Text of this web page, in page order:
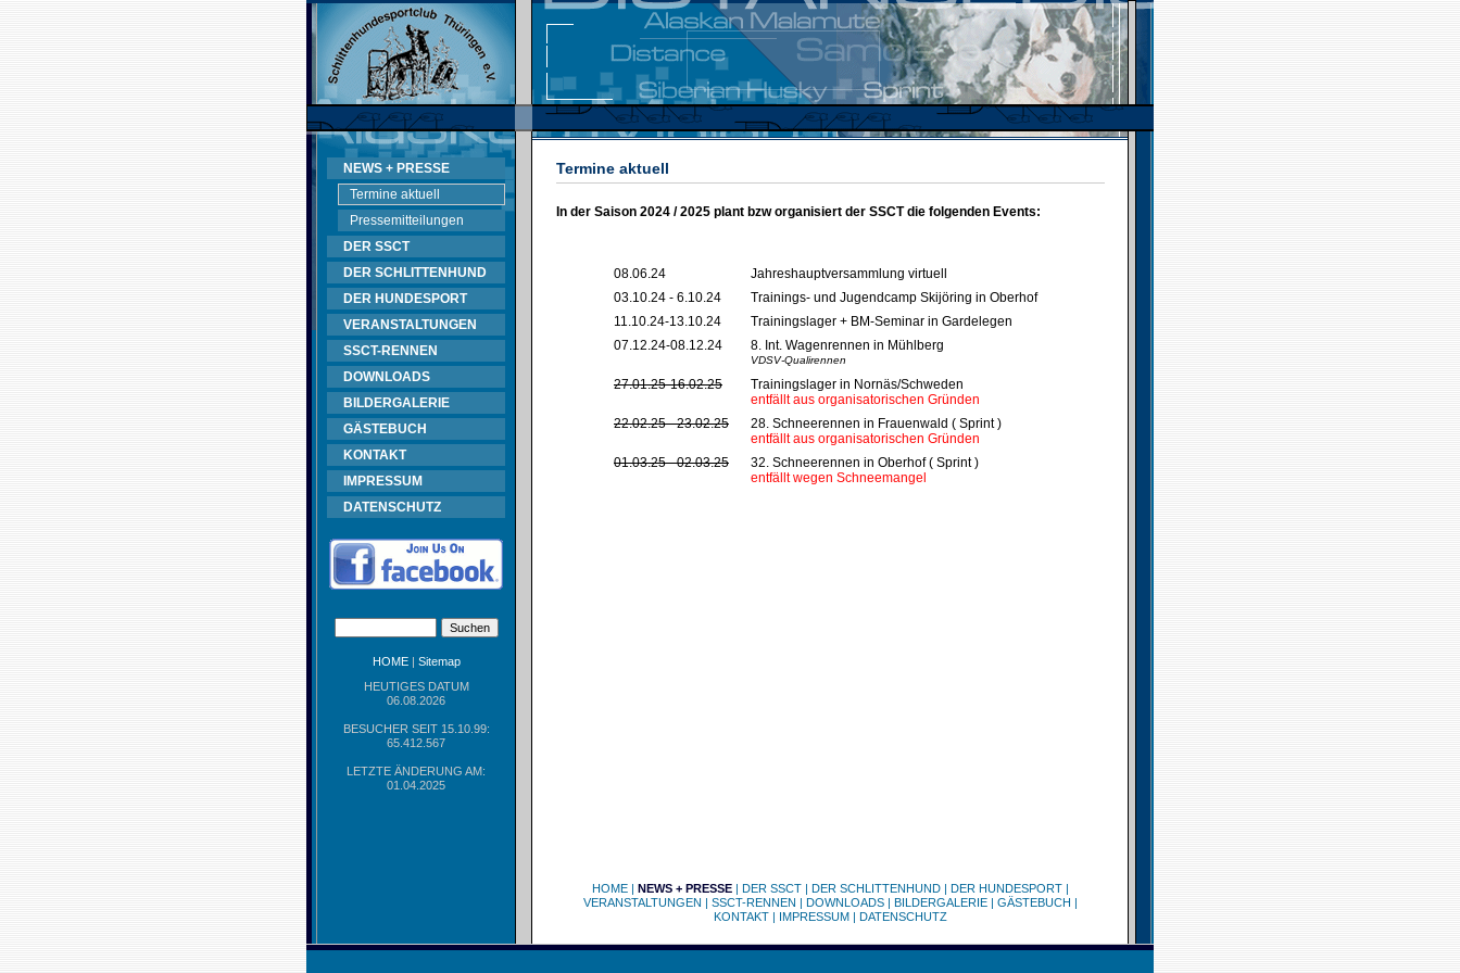
NEWS + PRESSE
Termine aktuell
Pressemitteilungen
DER SSCT
DER SCHLITTENHUND
DER HUNDESPORT
VERANSTALTUNGEN
SSCT-RENNEN
DOWNLOADS
BILDERGALERIE
GÄSTEBUCH
KONTAKT
IMPRESSUM
DATENSCHUTZ
HOME| Sitemap
HEUTIGES DATUM
06.08.2026
BESUCHER SEIT 15.10.99:
65.412.567
LETZTE ÄNDERUNG AM:
01.04.2025
Termine aktuell
In der Saison 2024 / 2025 plant bzw organisiert der SSCT die folgenden Events:
08.06.24
Jahreshauptversammlung virtuell
03.10.24 - 6.10.24
Trainings- und Jugendcamp Skijöring in Oberhof
11.10.24-13.10.24
Trainingslager + BM-Seminar in Gardelegen
07.12.24-08.12.24
8. Int. Wagenrennen in Mühlberg
VDSV-Qualirennen
27.01.25-16.02.25
Trainingslager in Nornäs/Schweden
entfällt aus organisatorischen Gründen
22.02.25 - 23.02.25
28. Schneerennen in Frauenwald ( Sprint )
entfällt aus organisatorischen Gründen
01.03.25 - 02.03.25
32. Schneerennen in Oberhof ( Sprint )
entfällt wegen Schneemangel
HOME| NEWS + PRESSE| DER SSCT| DER SCHLITTENHUND| DER HUNDESPORT|
VERANSTALTUNGEN | SSCT-RENNEN | DOWNLOADS| BILDERGALERIE| GÄSTEBUCH |
KONTAKT| IMPRESSUM| DATENSCHUTZ